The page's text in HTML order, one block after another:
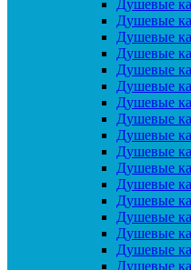
Душевые
Душевые
Душевые
Душевые
Душевые
Душевые
Душевые
Душевые
Душевые
Душевые
Душевые
Душевые
Душевые
Душевые
Душевые
Душевые
Душевые